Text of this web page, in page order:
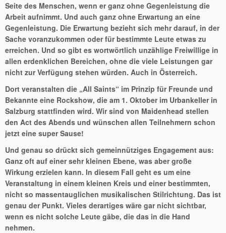
Seite des Menschen, wenn er ganz ohne Gegenleistung die
Arbeit aufnimmt. Und auch ganz ohne Erwartung an eine
Gegenleistung. Die Erwartung bezieht sich mehr darauf, in der
Sache voranzukommen oder für bestimmte Leute etwas zu
erreichen. Und so gibt es wortwörtlich unzählige Freiwillige in
allen erdenklichen Bereichen, ohne die viele Leistungen gar
nicht zur Verfügung stehen würden. Auch in Österreich.
Dort veranstalten die „All Saints“ im Prinzip für Freunde und
Bekannte eine Rockshow, die am 1. Oktober im Urbankeller in
Salzburg stattfinden wird. Wir sind von Maidenhead stellen
den Act des Abends und wünschen allen Teilnehmern schon
jetzt eine super Sause!
Und genau so drückt sich gemeinnütziges Engagement aus:
Ganz oft auf einer sehr kleinen Ebene, was aber große
Wirkung erzielen kann. In diesem Fall geht es um eine
Veranstaltung in einem kleinen Kreis und einer bestimmten,
nicht so massentauglichen musikalischen Stilrichtung. Das ist
genau der Punkt. Vieles derartiges wäre gar nicht sichtbar,
wenn es nicht solche Leute gäbe, die das in die Hand
nehmen.